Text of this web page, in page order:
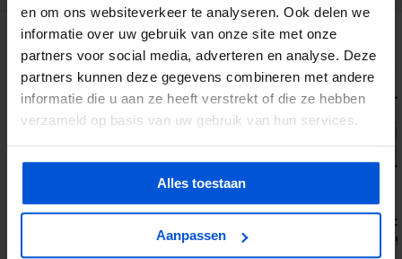
en om ons websiteverkeer te analyseren. Ook delen we
informatie over uw gebruik van onze site met onze
partners voor social media, adverteren en analyse. Deze
partners kunnen deze gegevens combineren met andere
informatie die u aan ze heeft verstrekt of die ze hebben
verzameld op basis van uw gebruik van hun services.
Alles toestaan
Aanpassen
GERELATEERDE PRODUCTEN
H220 cm - verdeling naar keuze
Steellook
H220 cm -